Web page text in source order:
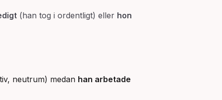
(han tog i ordentligt) eller hon
neutrum) medan han arbetade